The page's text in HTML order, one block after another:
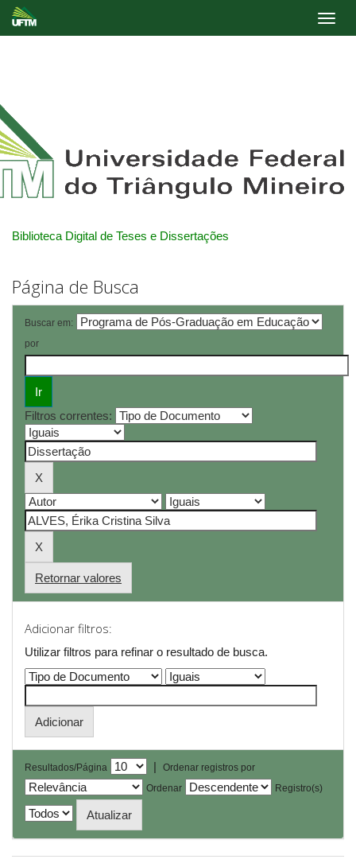
Biblioteca Digital de Teses e Dissertações
Página de Busca
Buscar em:
por
Filtros correntes:
Retornar valores
Adicionar filtros:
Utilizar filtros para refinar o resultado de busca.
Resultados/Página |
Ordenar registros por
Ordenar
Registro(s)